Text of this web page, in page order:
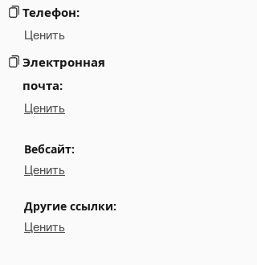
Телефон:
Ценить
Электронная
почта:
Ценить
Вебсайт:
Ценить
Другие ссылки:
Ценить